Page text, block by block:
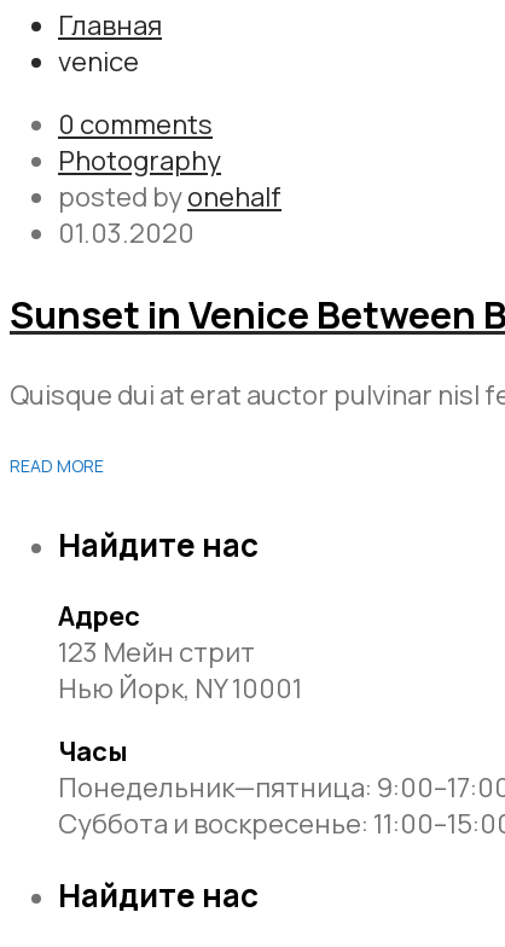
Главная
venice
0 comments
Photography
posted byonehalf
01.03.2020
Sunset in Venice Between
Quisque dui at erat auctor pulvinar nisl
READ MORE
Найдите нас
Адрес
123 Мейн стрит
Нью Йорк, NY 10001
Часы
Понедельник—пятница:
Суббота и воскресенье:
Найдите нас